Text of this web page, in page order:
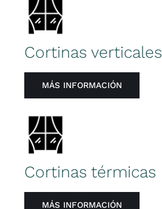
Cortinas verticales
MÁS INFORMACIÓN
Cortinas térmicas
MÁS INFORMACIÓN